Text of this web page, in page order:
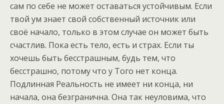
сам по себе не может оставаться устойчивым. Если
твой ум знает свой собственный источник или
своё начало, только в этом случае он может быть
счастлив. Пока есть тело, есть и страх. Если ты
хочешь быть бесстрашным, будь тем, что
бесстрашно, потому что у Того нет конца.
Подлинная Реальность не имеет ни конца, ни
начала, она безгранична. Она так неуловима, что